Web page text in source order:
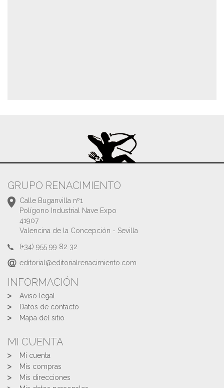
GRUPO RENACIMIENTO
Calle Buganvilla nº1
Polígono Industrial Nave Expo
41907
Valencina de la Concepción - Sevilla
(+34) 955 99 82 32
editorial@editorialrenacimiento.com
INFORMACIÓN
Aviso legal
Datos de contacto
Mapa del sitio
MI CUENTA
Mi cuenta
Mis compras
Mis direcciones